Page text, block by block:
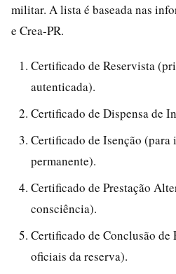
militar. A lista é baseada nas
e Crea-PR.
Certificado de Reservista
autenticada).
Certificado de Dispensa de
Certificado de Isenção (para
permanente).
Certificado de Prestação
consciência).
Certificado de Conclusão
oficiais da reserva).